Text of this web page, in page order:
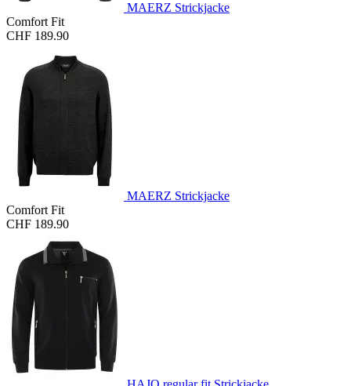
MAERZ Strickjacke
Comfort Fit
CHF 189.90
MAERZ Strickjacke
Comfort Fit
CHF 189.90